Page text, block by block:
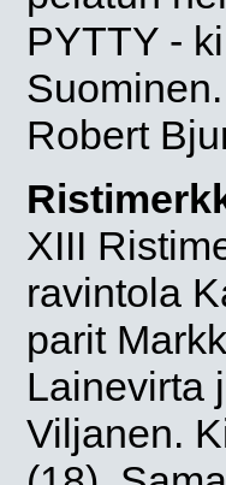
PYTTY -
Robert
XIII
ravintola
parit
Lainevirta
Viljanen.